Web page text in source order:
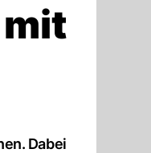
Dabei